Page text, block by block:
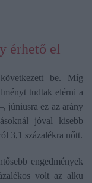
érhető el
be. Míg
tudtak elérni a
júniusra ez az arány
jóval kisebb
3,1 százalékra nőtt.
engedmények
volt az alku